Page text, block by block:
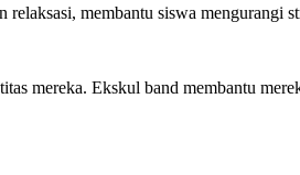
membantu siswa mengurangi
mereka. Ekskul band membantu